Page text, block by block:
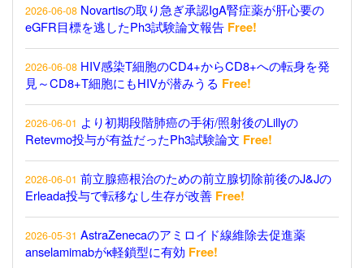
2026-06-08 Novartisの取り急ぎ承認IgA腎症薬が肝心要の
eGFR目標を逃したPh3試験論文報告 Free!
2026-06-08 HIV感染T細胞のCD4+からCD8+への転身を発
見～CD8+T細胞にもHIVが潜みうる Free!
2026-06-01 より初期段階肺癌の手術/照射後のLillyの
Retevmo投与が有益だったPh3試験論文 Free!
2026-06-01 前立腺癌根治のための前立腺切除前後のJ&Jの
Erleada投与で転移なし生存が改善 Free!
2026-05-31 AstraZenecaのアミロイド線維除去促進薬
anselamimabがκ軽鎖型に有効 Free!